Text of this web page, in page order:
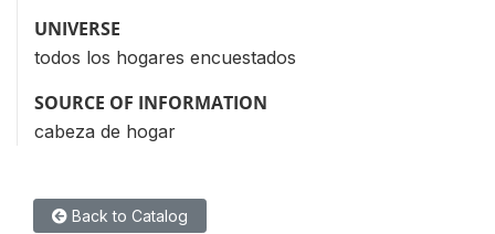
UNIVERSE
todos los hogares encuestados
SOURCE OF INFORMATION
cabeza de hogar
Back to Catalog